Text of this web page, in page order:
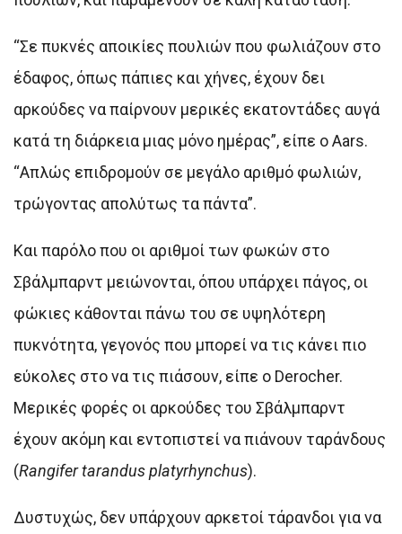
“Σε πυκνές αποικίες πουλιών που φωλιάζουν στο
έδαφος, όπως πάπιες και χήνες, έχουν δει
αρκούδες να παίρνουν μερικές εκατοντάδες αυγά
κατά τη διάρκεια μιας μόνο ημέρας”, είπε ο Aars.
“Απλώς επιδρομούν σε μεγάλο αριθμό φωλιών,
τρώγοντας απολύτως τα πάντα”.
Και παρόλο που οι αριθμοί των φωκών στο
Σβάλμπαρντ μειώνονται, όπου υπάρχει πάγος, οι
φώκιες κάθονται πάνω του σε υψηλότερη
πυκνότητα, γεγονός που μπορεί να τις κάνει πιο
εύκολες στο να τις πιάσουν, είπε ο Derocher.
Μερικές φορές οι αρκούδες του Σβάλμπαρντ
έχουν ακόμη και εντοπιστεί να πιάνουν ταράνδους
(Rangifer tarandus platyrhynchus).
Δυστυχώς, δεν υπάρχουν αρκετοί τάρανδοι για να